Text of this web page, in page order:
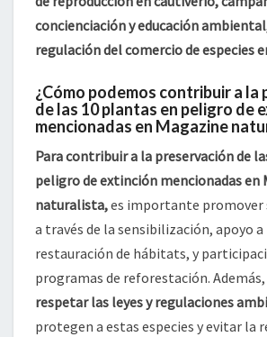
concienciación y educación
regulación del comercio de especies
¿Cómo podemos contribuir a la
de las 10 plantas en peligro de
mencionadas en Magazine
Para contribuir a la preservación de
peligro de extinción mencionadas en
naturalista,es importante promover
a través de la sensibilización, apoyo
restauración de hábitats, y
programas de reforestación. Además,
respetar las leyes y regulaciones
protegen a estas especies y evitar la